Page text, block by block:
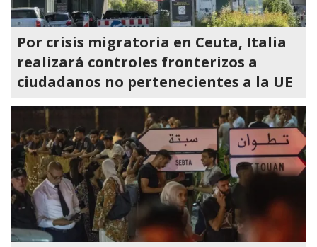
Por crisis migratoria en Ceuta, Italia
realizará controles fronterizos a
ciudadanos no pertenecientes a la UE